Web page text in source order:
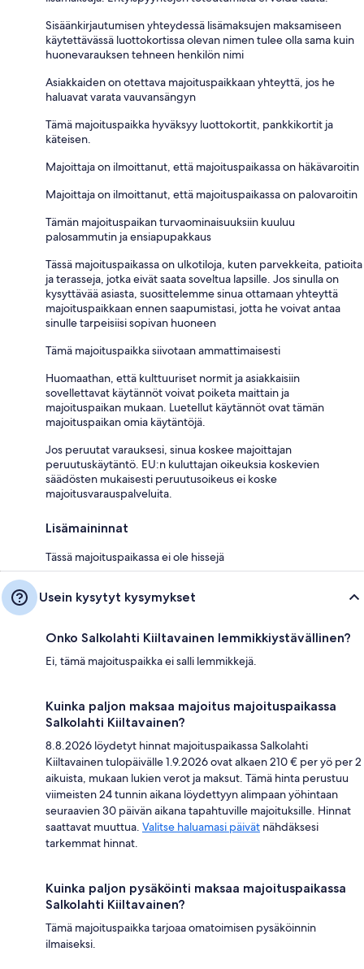
Sisäänkirjautumisen yhteydessä lisämaksujen maksamiseen
käytettävässä luottokortissa olevan nimen tulee olla sama kuin
huonevarauksen tehneen henkilön nimi
Asiakkaiden on otettava majoituspaikkaan yhteyttä, jos he
haluavat varata vauvansängyn
Tämä majoituspaikka hyväksyy luottokortit, pankkikortit ja
käteisen.
Majoittaja on ilmoittanut, että majoituspaikassa on häkävaroitin
Majoittaja on ilmoittanut, että majoituspaikassa on palovaroitin
Tämän majoituspaikan turvaominaisuuksiin kuuluu
palosammutin ja ensiapupakkaus
Tässä majoituspaikassa on ulkotiloja, kuten parvekkeita, patioita
ja terasseja, jotka eivät saata soveltua lapsille. Jos sinulla on
kysyttävää asiasta, suosittelemme sinua ottamaan yhteyttä
majoituspaikkaan ennen saapumistasi, jotta he voivat antaa
sinulle tarpeisiisi sopivan huoneen
Tämä majoituspaikka siivotaan ammattimaisesti
Huomaathan, että kulttuuriset normit ja asiakkaisiin
sovellettavat käytännöt voivat poiketa maittain ja
majoituspaikan mukaan. Luetellut käytännöt ovat tämän
majoituspaikan omia käytäntöjä.
Jos peruutat varauksesi, sinua koskee majoittajan
peruutuskäytäntö. EU:n kuluttajan oikeuksia koskevien
säädösten mukaisesti peruutusoikeus ei koske
majoitusvarauspalveluita.
Lisämaininnat
Tässä majoituspaikassa ei ole hissejä
Usein kysytyt kysymykset
Onko Salkolahti Kiiltavainen lemmikkiystävällinen?
Ei, tämä majoituspaikka ei salli lemmikkejä.
Kuinka paljon maksaa majoitus majoituspaikassa
Salkolahti Kiiltavainen?
8.8.2026 löydetyt hinnat majoituspaikassa Salkolahti
Kiiltavainen tulopäivälle 1.9.2026 ovat alkaen 210 € per yö per 2
aikuista, mukaan lukien verot ja maksut. Tämä hinta perustuu
viimeisten 24 tunnin aikana löydettyyn alimpaan yöhintaan
seuraavien 30 päivän aikana tapahtuville majoituksille. Hinnat
saattavat muuttua. Valitse haluamasi päivät nähdäksesi
tarkemmat hinnat.
Kuinka paljon pysäköinti maksaa majoituspaikassa
Salkolahti Kiiltavainen?
Tämä majoituspaikka tarjoaa omatoimisen pysäköinnin
ilmaiseksi.